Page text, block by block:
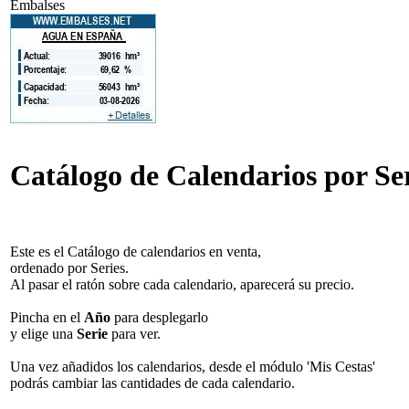
Embalses
Catálogo de Calendarios por
Este es el Catálogo de calendarios en venta,
ordenado por Series.
Al pasar el ratón sobre cada calendario, aparecerá su precio.
Pincha en el Año para desplegarlo
y elige una Serie para ver.
Una vez añadidos los calendarios, desde el módulo 'Mis Cestas'
podrás cambiar las cantidades de cada calendario.